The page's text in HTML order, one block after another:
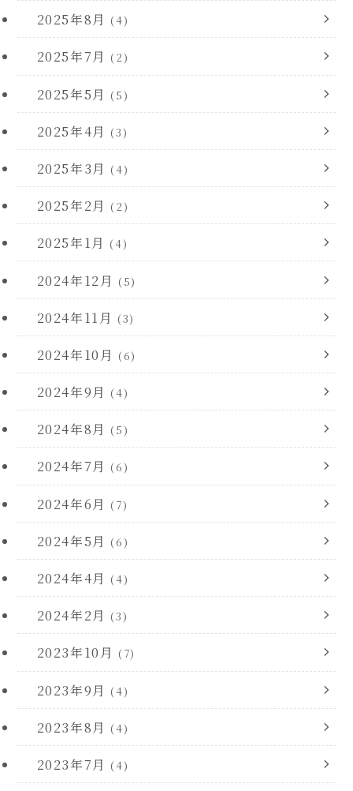
2025年8月 (4)
2025年7月 (2)
2025年5月 (5)
2025年4月 (3)
2025年3月 (4)
2025年2月 (2)
2025年1月 (4)
2024年12月 (5)
2024年11月 (3)
2024年10月 (6)
2024年9月 (4)
2024年8月 (5)
2024年7月 (6)
2024年6月 (7)
2024年5月 (6)
2024年4月 (4)
2024年2月 (3)
2023年10月 (7)
2023年9月 (4)
2023年8月 (4)
2023年7月 (4)